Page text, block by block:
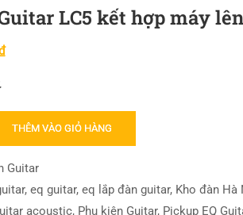
LC5 kết hợp máy
THÊM VÀO GIỎ HÀNG
Guitar
, eq guitar, eq lắp đàn guitar, Kho đàn Hà
acoustic, Phụ kiện Guitar, Pickup EQ